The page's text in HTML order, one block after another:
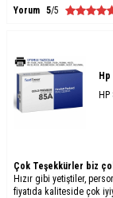
Yorum 5/5
Hp
Çok Teşekkürler biz
Hızır gibi yetiştiler,
fiyatıda kaliteside çok